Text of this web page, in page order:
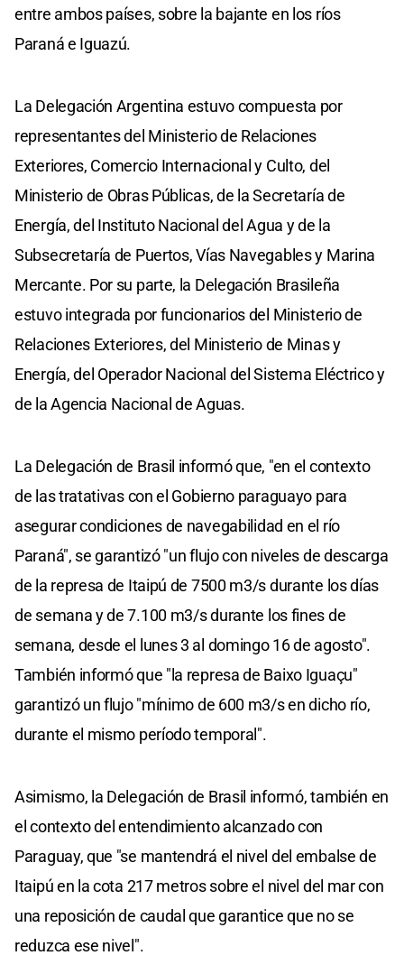
entre ambos países, sobre la bajante en los ríos
Paraná e Iguazú.
La Delegación Argentina estuvo compuesta por
representantes del Ministerio de Relaciones
Exteriores, Comercio Internacional y Culto, del
Ministerio de Obras Públicas, de la Secretaría de
Energía, del Instituto Nacional del Agua y de la
Subsecretaría de Puertos, Vías Navegables y Marina
Mercante. Por su parte, la Delegación Brasileña
estuvo integrada por funcionarios del Ministerio de
Relaciones Exteriores, del Ministerio de Minas y
Energía, del Operador Nacional del Sistema Eléctrico y
de la Agencia Nacional de Aguas.
La Delegación de Brasil informó que, "en el contexto
de las tratativas con el Gobierno paraguayo para
asegurar condiciones de navegabilidad en el río
Paraná", se garantizó "un flujo con niveles de descarga
de la represa de Itaipú de 7500 m3/s durante los días
de semana y de 7.100 m3/s durante los fines de
semana, desde el lunes 3 al domingo 16 de agosto".
También informó que "la represa de Baixo Iguaçu"
garantizó un flujo "mínimo de 600 m3/s en dicho río,
durante el mismo período temporal".
Asimismo, la Delegación de Brasil informó, también en
el contexto del entendimiento alcanzado con
Paraguay, que "se mantendrá el nivel del embalse de
Itaipú en la cota 217 metros sobre el nivel del mar con
una reposición de caudal que garantice que no se
reduzca ese nivel".